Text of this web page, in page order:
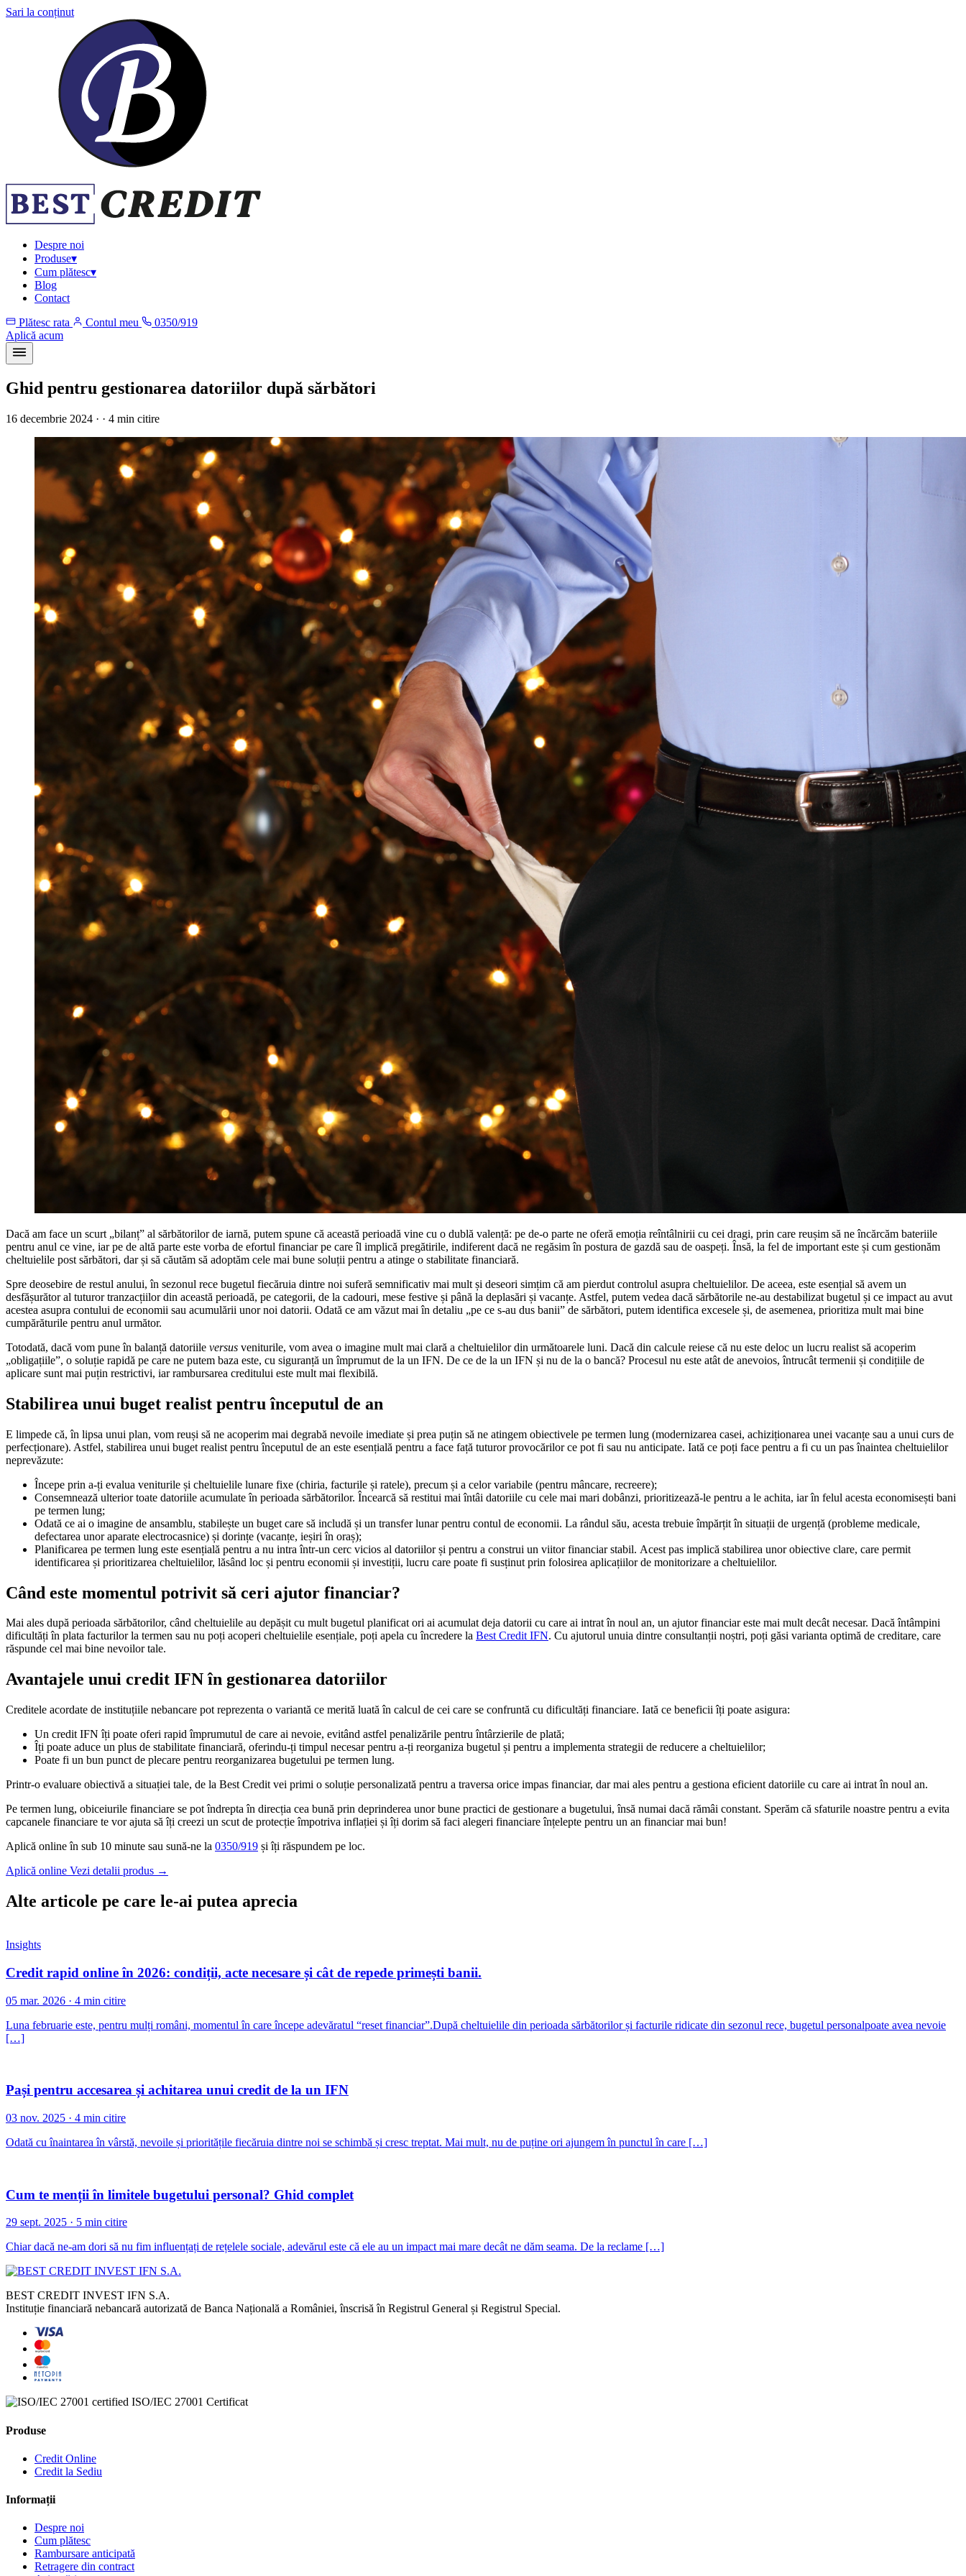
Sari la conținut
Despre noi
Produse▾
Cum plătesc▾
Blog
Contact
Plătesc rata
Contul meu
0350/919
Aplică acum
Ghid pentru gestionarea datoriilor după sărbători
16 decembrie 2024 · · 4 min citire
Dacă am face un scurt „bilanț” al sărbătorilor de iarnă, putem spune că această perioadă vine cu o dublă valență: pe de-o parte ne oferă emoția reîntâlnirii cu cei dragi, prin care reușim să ne încărcăm bateriile
pentru anul ce vine, iar pe de altă parte este vorba de efortul financiar pe care îl implică pregătirile, indiferent dacă ne regăsim în postura de gazdă sau de oaspeți. Însă, la fel de important este și cum gestionăm
cheltuielile post sărbători, dar și să căutăm să adoptăm cele mai bune soluții pentru a atinge o stabilitate financiară.
Spre deosebire de restul anului, în sezonul rece bugetul fiecăruia dintre noi suferă semnificativ mai mult și deseori simțim că am pierdut controlul asupra cheltuielilor. De aceea, este esențial să avem un
desfășurător al tuturor tranzacțiilor din această perioadă, pe categorii, de la cadouri, mese festive și până la deplasări și vacanțe. Astfel, putem vedea dacă sărbătorile ne-au destabilizat bugetul și ce impact au avut
acestea asupra contului de economii sau acumulării unor noi datorii. Odată ce am văzut mai în detaliu „pe ce s-au dus banii” de sărbători, putem identifica excesele și, de asemenea, prioritiza mult mai bine
cumpărăturile pentru anul următor.
Totodată, dacă vom pune în balanță datoriile versus veniturile, vom avea o imagine mult mai clară a cheltuielilor din următoarele luni. Dacă din calcule reiese că nu este deloc un lucru realist să acoperim
„obligațiile”, o soluție rapidă pe care ne putem baza este, cu siguranță un împrumut de la un IFN. De ce de la un IFN și nu de la o bancă? Procesul nu este atât de anevoios, întrucât termenii și condițiile de
aplicare sunt mai puțin restrictivi, iar rambursarea creditului este mult mai flexibilă.
Stabilirea unui buget realist pentru începutul de an
E limpede că, în lipsa unui plan, vom reuși să ne acoperim mai degrabă nevoile imediate și prea puțin să ne atingem obiectivele pe termen lung (modernizarea casei, achiziționarea unei vacanțe sau a unui curs de
perfecționare). Astfel, stabilirea unui buget realist pentru începutul de an este esențială pentru a face față tuturor provocărilor ce pot fi sau nu anticipate. Iată ce poți face pentru a fi cu un pas înaintea cheltuielilor
neprevăzute:
Începe prin a-ți evalua veniturile și cheltuielile lunare fixe (chiria, facturile și ratele), precum și a celor variabile (pentru mâncare, recreere);
Consemnează ulterior toate datoriile acumulate în perioada sărbătorilor. Încearcă să restitui mai întâi datoriile cu cele mai mari dobânzi, prioritizează-le pentru a le achita, iar în felul acesta economisești bani
pe termen lung;
Odată ce ai o imagine de ansamblu, stabilește un buget care să includă și un transfer lunar pentru contul de economii. La rândul său, acesta trebuie împărțit în situații de urgență (probleme medicale,
defectarea unor aparate electrocasnice) și dorințe (vacanțe, ieșiri în oraș);
Planificarea pe termen lung este esențială pentru a nu intra într-un cerc vicios al datoriilor și pentru a construi un viitor financiar stabil. Acest pas implică stabilirea unor obiective clare, care permit
identificarea și prioritizarea cheltuielilor, lăsând loc și pentru economii și investiții, lucru care poate fi susținut prin folosirea aplicațiilor de monitorizare a cheltuielilor.
Când este momentul potrivit să ceri ajutor financiar?
Mai ales după perioada sărbătorilor, când cheltuielile au depășit cu mult bugetul planificat ori ai acumulat deja datorii cu care ai intrat în noul an, un ajutor financiar este mai mult decât necesar. Dacă întâmpini
dificultăți în plata facturilor la termen sau nu poți acoperi cheltuielile esențiale, poți apela cu încredere la Best Credit IFN. Cu ajutorul unuia dintre consultanții noștri, poți găsi varianta optimă de creditare, care
răspunde cel mai bine nevoilor tale.
Avantajele unui credit IFN în gestionarea datoriilor
Creditele acordate de instituțiile nebancare pot reprezenta o variantă ce merită luată în calcul de cei care se confruntă cu dificultăți financiare. Iată ce beneficii îți poate asigura:
Un credit IFN îți poate oferi rapid împrumutul de care ai nevoie, evitând astfel penalizările pentru întârzierile de plată;
Îți poate aduce un plus de stabilitate financiară, oferindu-ți timpul necesar pentru a-ți reorganiza bugetul și pentru a implementa strategii de reducere a cheltuielilor;
Poate fi un bun punct de plecare pentru reorganizarea bugetului pe termen lung.
Printr-o evaluare obiectivă a situației tale, de la Best Credit vei primi o soluție personalizată pentru a traversa orice impas financiar, dar mai ales pentru a gestiona eficient datoriile cu care ai intrat în noul an.
Pe termen lung, obiceiurile financiare se pot îndrepta în direcția cea bună prin deprinderea unor bune practici de gestionare a bugetului, însă numai dacă rămâi constant. Sperăm că sfaturile noastre pentru a evita
capcanele financiare te vor ajuta să îți creezi un scut de protecție împotriva inflației și îți dorim să faci alegeri financiare înțelepte pentru un an financiar mai bun!
Aplică online în sub 10 minute sau sună-ne la 0350/919 și îți răspundem pe loc.
Aplică online Vezi detalii produs →
Alte articole pe care le-ai putea aprecia
Insights
Credit rapid online în 2026: condiții, acte necesare și cât de repede primești banii.
05 mar. 2026 · 4 min citire
Luna februarie este, pentru mulți români, momentul în care începe adevăratul “reset financiar”.După cheltuielile din perioada sărbătorilor și facturile ridicate din sezonul rece, bugetul personalpoate avea nevoie
[…]
Pași pentru accesarea și achitarea unui credit de la un IFN
03 nov. 2025 · 4 min citire
Odată cu înaintarea în vârstă, nevoile și prioritățile fiecăruia dintre noi se schimbă și cresc treptat. Mai mult, nu de puține ori ajungem în punctul în care […]
Cum te menții în limitele bugetului personal? Ghid complet
29 sept. 2025 · 5 min citire
Chiar dacă ne-am dori să nu fim influențați de rețelele sociale, adevărul este că ele au un impact mai mare decât ne dăm seama. De la reclame […]
BEST CREDIT INVEST IFN S.A.
Instituție financiară nebancară autorizată de Banca Națională a României, înscrisă în Registrul General și Registrul Special.
ISO/IEC 27001 Certificat
Produse
Credit Online
Credit la Sediu
Informații
Despre noi
Cum plătesc
Rambursare anticipată
Retragere din contract